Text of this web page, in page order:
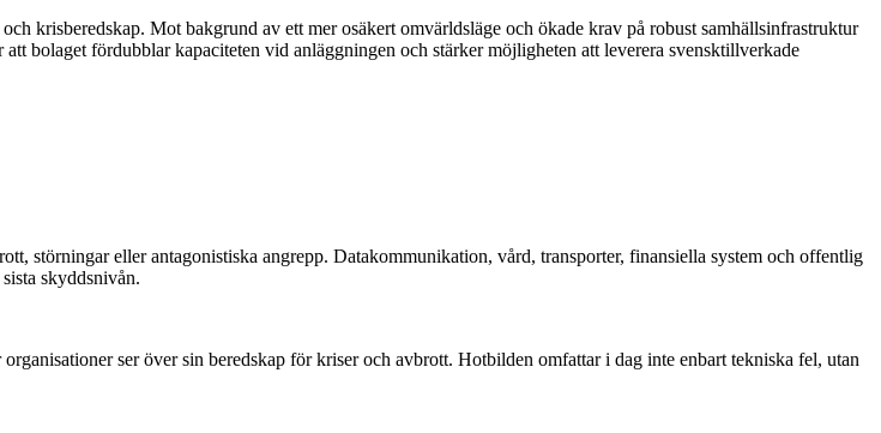
krisberedskap. Mot bakgrund av ett mer osäkert omvärldsläge och ökade krav på robust samhällsinfrastruktur
bolaget fördubblar kapaciteten vid anläggningen och stärker möjligheten att leverera svensktillverkade
störningar eller antagonistiska angrepp. Datakommunikation, vård, transporter, finansiella system och offentlig
skyddsnivån.
ser över sin beredskap för kriser och avbrott. Hotbilden omfattar i dag inte enbart tekniska fel, utan